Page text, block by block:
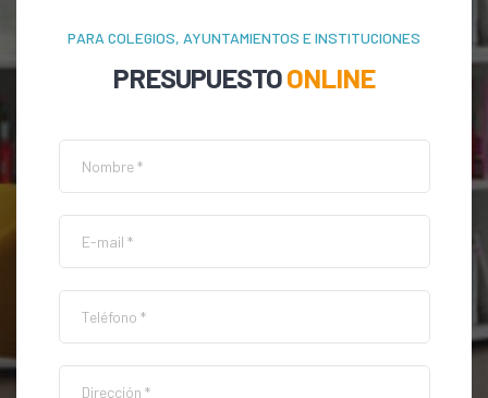
PARA COLEGIOS, AYUNTAMIENTOS E INSTITUCIONES
PRESUPUESTOONLINE